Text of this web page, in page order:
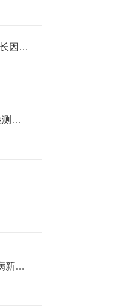
内分泌腺来源血管内皮生长因子检测试剂盒说明书
髓过氧化物酶（MPO）检测试剂盒说明书
细胞“对话”帮助开发糖尿病新疗法